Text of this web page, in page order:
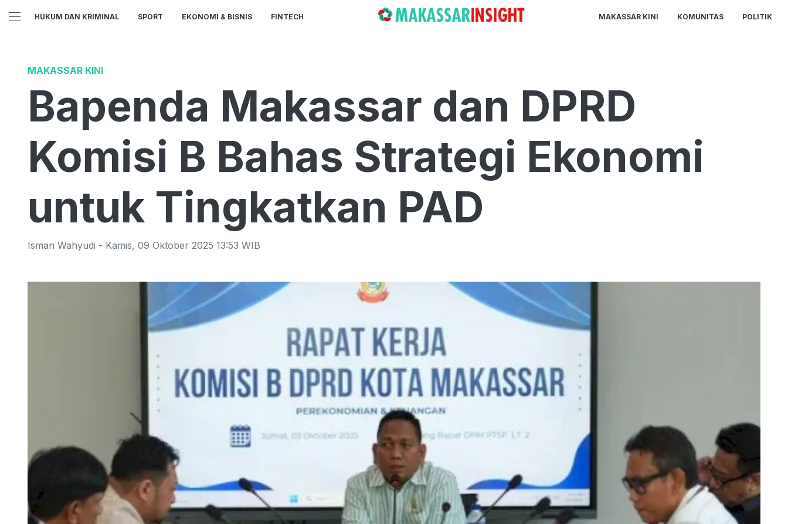
HUKUM DAN KRIMINAL SPORT EKONOMI & BISNIS FINTECH MAKASSAR KINI KOMUNITAS POLITIK
MAKASSAR KINI
Bapenda Makassar dan DPRD
Komisi B Bahas Strategi Ekonomi
untuk Tingkatkan PAD
Isman Wahyudi - Kamis, 09 Oktober 2025 13:53 WIB